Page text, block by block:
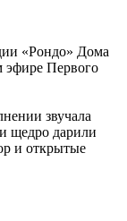
«Рондо» Дома
эфире Первого
звучала
щедро дарили
и открытые